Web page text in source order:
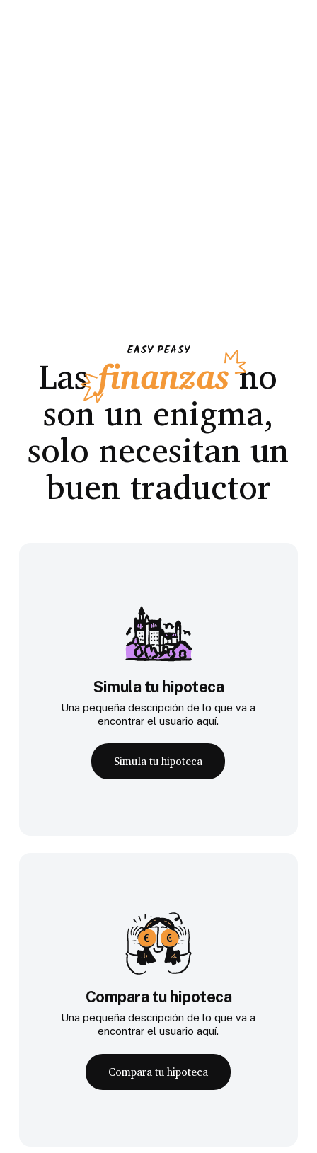
EASY PEASY
Lasfinanzasno
son un enigma,
solo necesitan un
buen traductor
Simula tu hipoteca
Una pequeña descripción de lo que va a
encontrar el usuario aquí.
Simula tu hipoteca
Compara tu hipoteca
Una pequeña descripción de lo que va a
encontrar el usuario aquí.
Compara tu hipoteca